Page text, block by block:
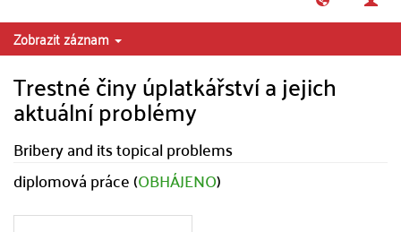
Zobrazit záznam
Trestné činy úplatkářství a jejich
aktuální problémy
Bribery and its topical problems
diplomová práce (OBHÁJENO)